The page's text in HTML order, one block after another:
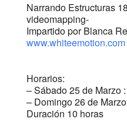
Narrando Estructuras
videomapping-
Impartido por Blanca
www.whiteemotion.com
Horarios:
– Sábado 25 de Marzo
– Domingo 26 de
Duración 10 horas